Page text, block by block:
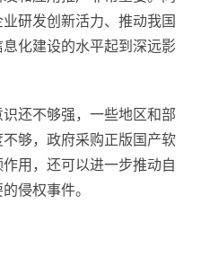
研发创新活力、推动我国
化建设的水平起到深远影
还不够强，一些地区和部
够，政府采购正版国产软
用，还可以进一步推动自
侵权事件。